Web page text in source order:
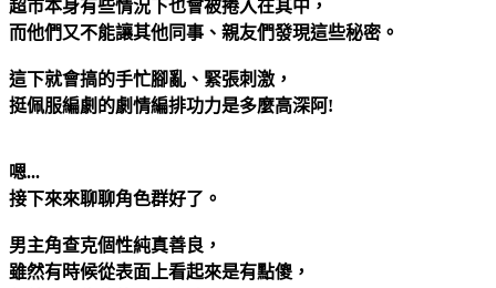
超市本身有些情況下也會被捲入在其中，
而他們又不能讓其他同事、親友們發現這些秘密。
這下就會搞的手忙腳亂、緊張刺激，
挺佩服編劇的劇情編排功力是多麼高深阿!
嗯...
接下來來聊聊角色群好了。
男主角查克個性純真善良，
雖然有時候從表面上看起來是有點傻，